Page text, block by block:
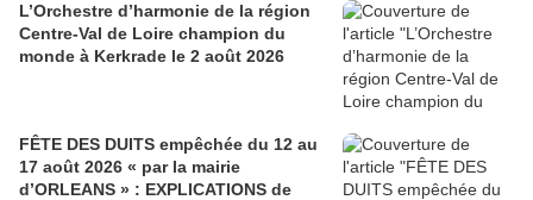
L’Orchestre d’harmonie de la région
Centre-Val de Loire champion du
monde à Kerkrade le 2 août 2026
FÊTE DES DUITS empêchée du 12 au
17 août 2026 « par la mairie
d’ORLEANS » : EXPLICATIONS de